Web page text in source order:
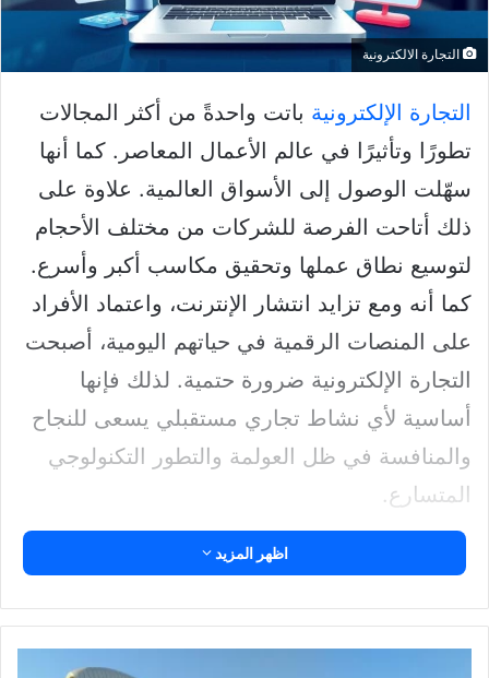
التجارة الالكترونية
التجارة الإلكترونية باتت واحدةً من أكثر المجالات
تطورًا وتأثيرًا في عالم الأعمال المعاصر. كما أنها
سهّلت الوصول إلى الأسواق العالمية. علاوة على
ذلك أتاحت الفرصة للشركات من مختلف الأحجام
لتوسيع نطاق عملها وتحقيق مكاسب أكبر وأسرع.
كما أنه ومع تزايد انتشار الإنترنت، واعتماد الأفراد
على المنصات الرقمية في حياتهم اليومية، أصبحت
التجارة الإلكترونية ضرورة حتمية. لذلك فإنها
أساسية لأي نشاط تجاري مستقبلي يسعى للنجاح
والمنافسة في ظل العولمة والتطور التكنولوجي
المتسارع.
التجارة الإلكترونية تسمح لك بشراء وبيع المنتجات
1
اظهر المزيد